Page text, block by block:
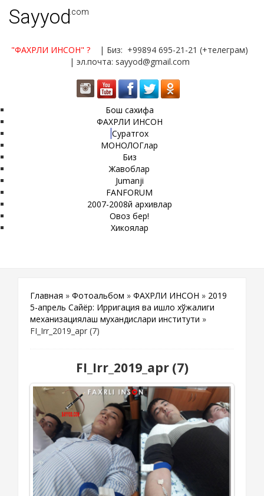
Sayyod.com
"ФАХРЛИ ИНСОН" ?
| Биз: +99894 695-21-21 (+телеграм)
| эл.почта: sayyod@gmail.com
Бош сахифа
ФАХРЛИ ИНСОН
Суратгох
МОНОЛОГлар
Биз
Жавоблар
Jumanji
FANFORUM
2007-2008й архивлар
Овоз бер!
Хикоялар
Главная » Фотоальбом » ФАХРЛИ ИНСОН » 2019
5-апрель Сайёр: Ирригация ва қишлоқ хўжалиги
механизациялаш мухандислари институти »
FI_Irr_2019_apr (7)
FI_Irr_2019_apr (7)